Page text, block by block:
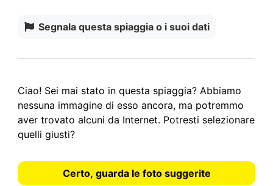
Segnala questa spiaggia o i suoi dati
Ciao! Sei mai stato in questa spiaggia? Abbiamo
nessuna immagine di esso ancora, ma potremmo
aver trovato alcuni da Internet. Potresti selezionare
quelli giusti?
Certo, guarda le foto suggerite